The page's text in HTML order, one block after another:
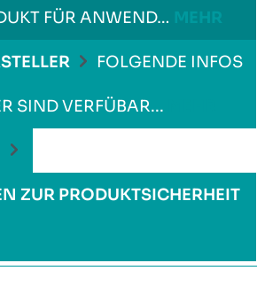
FÜR ANWEND…
FOLGENDE INFOS
SIND VERFÜBAR...
ZUR PRODUKTSICHERHEIT